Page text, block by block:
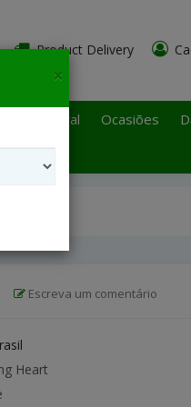
Product Delivery
Paulo Litoral Ocasiões
Escreva um comentário
Heart
×